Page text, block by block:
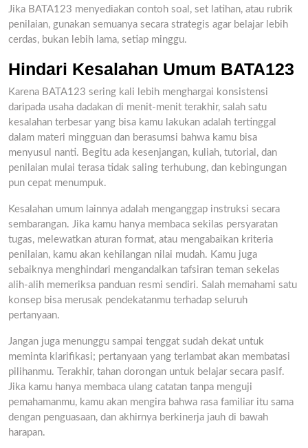
Jika BATA123 menyediakan contoh soal, set latihan, atau rubrik
penilaian, gunakan semuanya secara strategis agar belajar lebih
cerdas, bukan lebih lama, setiap minggu.
Hindari Kesalahan Umum BATA123
Karena BATA123 sering kali lebih menghargai konsistensi
daripada usaha dadakan di menit-menit terakhir, salah satu
kesalahan terbesar yang bisa kamu lakukan adalah tertinggal
dalam materi mingguan dan berasumsi bahwa kamu bisa
menyusul nanti. Begitu ada kesenjangan, kuliah, tutorial, dan
penilaian mulai terasa tidak saling terhubung, dan kebingungan
pun cepat menumpuk.
Kesalahan umum lainnya adalah menganggap instruksi secara
sembarangan. Jika kamu hanya membaca sekilas persyaratan
tugas, melewatkan aturan format, atau mengabaikan kriteria
penilaian, kamu akan kehilangan nilai mudah. Kamu juga
sebaiknya menghindari mengandalkan tafsiran teman sekelas
alih-alih memeriksa panduan resmi sendiri. Salah memahami satu
konsep bisa merusak pendekatanmu terhadap seluruh
pertanyaan.
Jangan juga menunggu sampai tenggat sudah dekat untuk
meminta klarifikasi; pertanyaan yang terlambat akan membatasi
pilihanmu. Terakhir, tahan dorongan untuk belajar secara pasif.
Jika kamu hanya membaca ulang catatan tanpa menguji
pemahamanmu, kamu akan mengira bahwa rasa familiar itu sama
dengan penguasaan, dan akhirnya berkinerja jauh di bawah
harapan.